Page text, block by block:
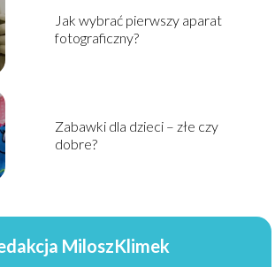
Jak wybrać pierwszy aparat
fotograficzny?
Zabawki dla dzieci – złe czy
dobre?
MiloszKlimek